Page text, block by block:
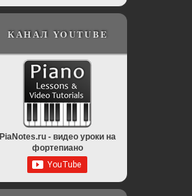
КАНАЛ YOUTUBE
PiaNotes.ru - видео уроки на
фортепиано